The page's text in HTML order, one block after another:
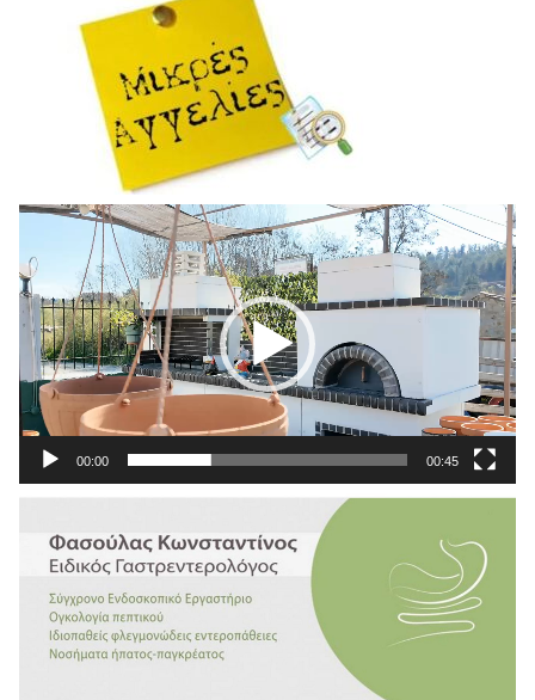
Πρόγραμμα
Αναπαραγωγής
Βίντεο
00:00 00:45